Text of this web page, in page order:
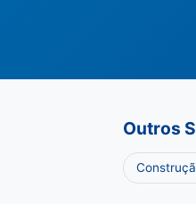
Outros